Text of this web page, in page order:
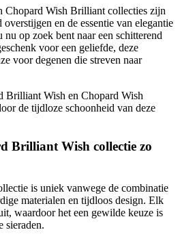
Chopard Wish Brilliant collecties zijn
en de essentie van elegantie
op zoek bent naar een schitterend
voor een geliefde, deze
voor degenen die streven naar
Brilliant Wish en Chopard Wish
de tijdloze schoonheid van deze
Brilliant Wish collectie zo
is uniek vanwege de combinatie
materialen en tijdloos design. Elk
waardoor het een gewilde keuze is
sieraden.